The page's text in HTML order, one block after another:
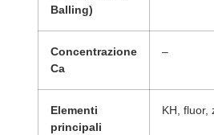
Balling)
Concentrazione
Ca
–
Elementi
principali
KH, fluor,